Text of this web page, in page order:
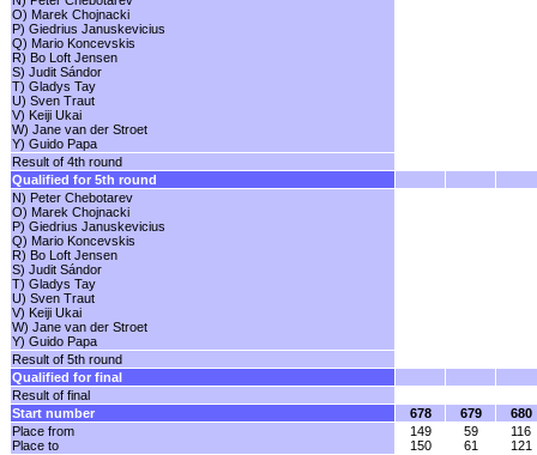
O) Marek Chojnacki
P) Giedrius Januskevicius
Q) Mario Koncevskis
R) Bo Loft Jensen
S) Judit Sándor
T) Gladys Tay
U) Sven Traut
V) Keiji Ukai
W) Jane van der Stroet
Y) Guido Papa
Result of 4th round
Qualified for 5th round
N) Peter Chebotarev
O) Marek Chojnacki
P) Giedrius Januskevicius
Q) Mario Koncevskis
R) Bo Loft Jensen
S) Judit Sándor
T) Gladys Tay
U) Sven Traut
V) Keiji Ukai
W) Jane van der Stroet
Y) Guido Papa
Result of 5th round
Qualified for final
Result of final
Start number
678 679
680
Place from
Place to
149
150
59
61
116
121